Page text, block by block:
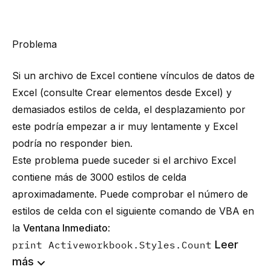
Problema
Si un archivo de Excel contiene vínculos de datos de
Excel (consulte Crear elementos desde Excel) y
demasiados estilos de celda, el desplazamiento por
este podría empezar a ir muy lentamente y Excel
podría no responder bien.
Este problema puede suceder si el archivo Excel
contiene más de 3000 estilos de celda
aproximadamente. Puede comprobar el número de
estilos de celda con el siguiente comando de VBA en
la Ventana Inmediato:
print Activeworkbook.Styles.Count Leer
más